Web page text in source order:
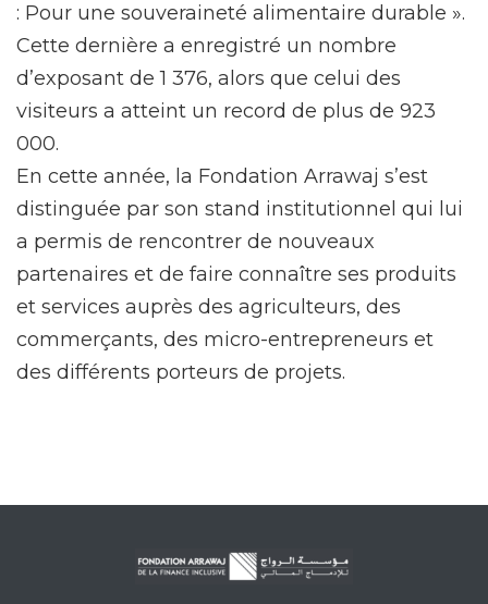
: Pour une souveraineté alimentaire durable ».
Cette dernière a enregistré un nombre
d’exposant de 1 376, alors que celui des
visiteurs a atteint un record de plus de 923
000.
En cette année, la Fondation Arrawaj s’est
distinguée par son stand institutionnel qui lui
a permis de rencontrer de nouveaux
partenaires et de faire connaître ses produits
et services auprès des agriculteurs, des
commerçants, des micro-entrepreneurs et
des différents porteurs de projets.